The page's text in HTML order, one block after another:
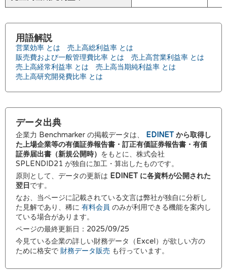
用語解説
営業効率 とは
売上高総利益率 とは
販売費および一般管理費比率 とは
売上高営業利益率 とは
売上高経常利益率 とは
売上高当期純利益率 とは
売上高研究開発費比率 とは
データ出典
企業力 Benchmarker の掲載データは、 EDINETから取得し
た上場企業等の有価証券報告書・訂正有価証券報告書・有価
証券届出書（新規公開時） をもとに、株式会社
SPLENDID21 が独自に加工・算出したものです。
原則として、データの更新は EDINET に各資料が公開された
翌日 です。
なお、当ページに記載されている文言は弊社が独自に分析し
た見解であり、稀に 有料会員 のみが利用できる機能を案内し
ている場合があります。
ページの最終更新日：2025/09/25
今見ている企業の詳しい財務データ（Excel）が欲しい方の
ために格安で 財務データ販売 も行っています。